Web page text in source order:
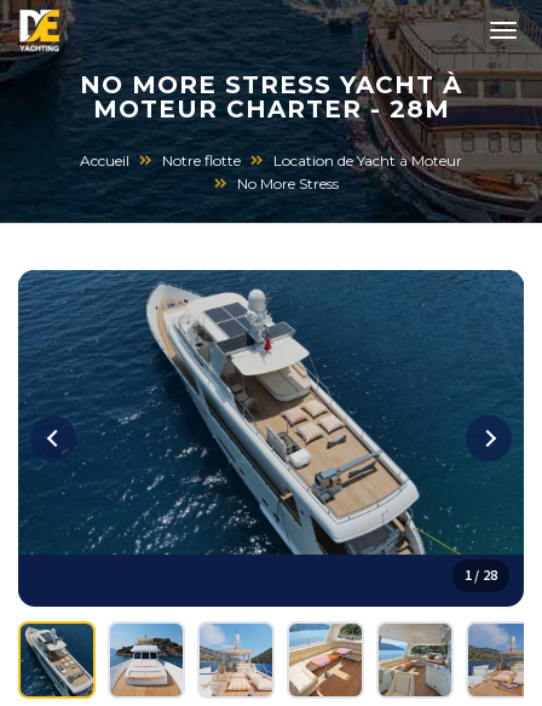
NO MORE STRESS YACHT À
MOTEUR CHARTER - 28M
Accueil Notre flotte
Location de Yacht à Moteur
No More Stress
1 / 28